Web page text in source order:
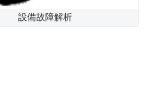
設備故障解析